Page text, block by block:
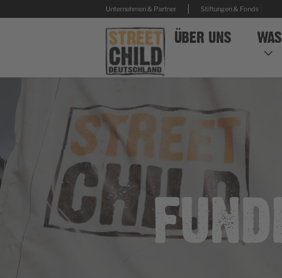
Unternehmen & Partner | Stiftungen & Fonds
ÜBER UNS